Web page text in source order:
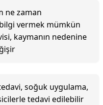
ne zaman
vermek mümkün
kaymanın nedenine
soğuk uygulama,
tedavi edilebilir